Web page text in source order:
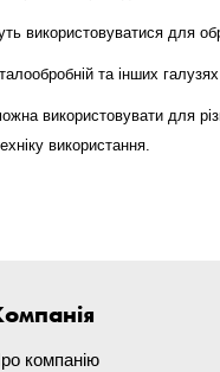
використовуватися для
та інших
використовувати для
використання.
компанію